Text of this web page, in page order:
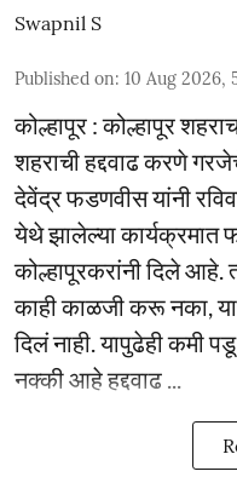
Swapnil S
Published on: 10 Aug 2026,
कोल्हापूर : कोल्हापूर
शहराची हद्दवाढ करणे
देवेंद्र फडणवीस यांनी
येथे झालेल्या कार्यक्रमात
कोल्हापूरकरांनी दिले आहे.
काही काळजी करू नका,
दिलं नाही. यापुढेही कमी
नक्की आहे हद्दवाढ ...